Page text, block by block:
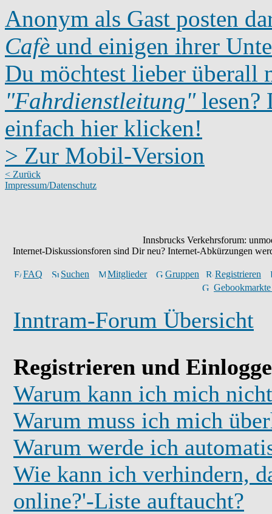
Anonym als Gast posten
Cafè und einigen ihrer
Du möchtest lieber überall
"Fahrdienstleitung"lesen?
einfach hier klicken!
> Zur Mobil-Version
< Zurück
Impressum/Datenschutz
Innsbrucks Verkehrsforum:
Internet-Diskussionsforen sind Dir neu? Internet-Abkürzungen
FAQ Suchen Mitglieder Gruppen
Registrieren
Inntram-Forum Übersicht
Registrieren und
Warum kann ich mich
Warum muss ich mich
Warum werde ich
Wie kann ich verhindern,
online?'-Liste auftaucht?